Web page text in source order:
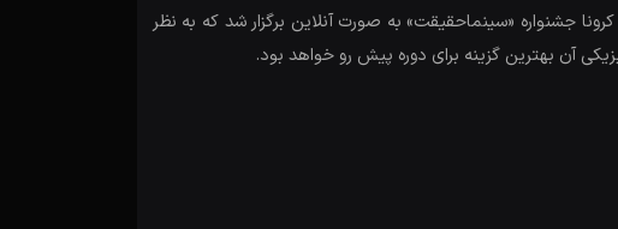
جشنواره «سینماحقیقت» به صورت آنلاین برگزار شد که به نظر
آن بهترین گزینه برای دوره پیش رو خواهد بود.